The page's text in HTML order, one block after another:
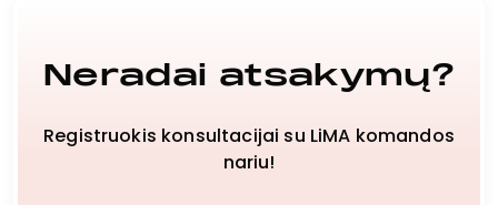
Neradai atsakymų?
Registruokis konsultacijai su LiMA komandos
nariu!